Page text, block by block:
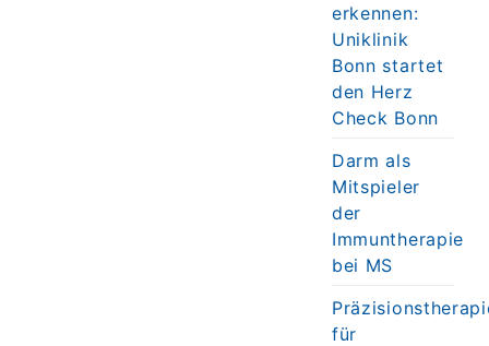
erkennen:
Uniklinik
Bonn startet
den Herz
Check Bonn
Darm als
Mitspieler
der
Immuntherapie
bei MS
für